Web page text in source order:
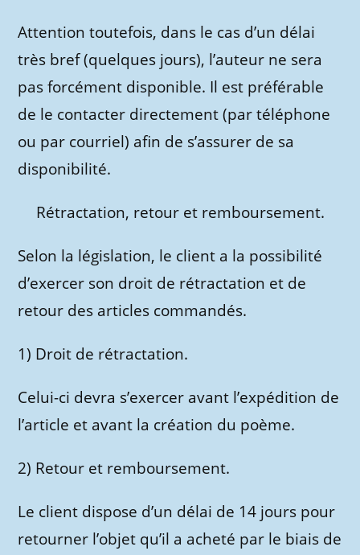
Attention toutefois, dans le cas d’un délai
très bref (quelques jours), l’auteur ne sera
pas forcément disponible. Il est préférable
de le contacter directement (par téléphone
ou par courriel) afin de s’assurer de sa
disponibilité.
Rétractation, retour et remboursement.
Selon la législation, le client a la possibilité
d’exercer son droit de rétractation et de
retour des articles commandés.
1) Droit de rétractation.
Celui-ci devra s’exercer avant l’expédition de
l’article et avant la création du poème.
2) Retour et remboursement.
Le client dispose d’un délai de 14 jours pour
retourner l’objet qu’il a acheté par le biais de